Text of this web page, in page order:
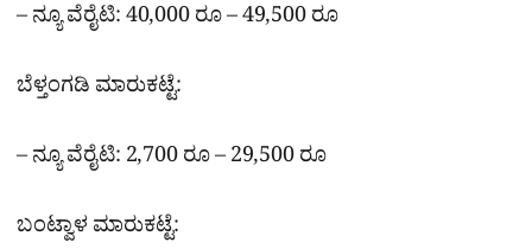
– ನ್ಯೂ ವೆರೈಟಿ: 40,000 ರೂ – 49,500 ರೂ
ಬೆಳ್ತಂಗಡಿ ಮಾರುಕಟ್ಟೆ:
– ನ್ಯೂ ವೆರೈಟಿ: 2,700 ರೂ – 29,500 ರೂ
ಬಂಟ್ವಾಳ ಮಾರುಕಟ್ಟೆ: